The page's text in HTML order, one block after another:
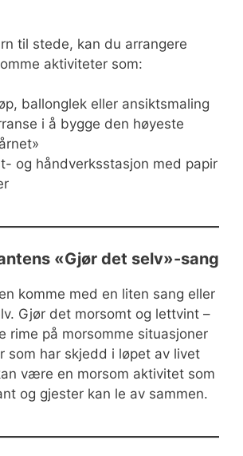
til stede, kan du arrangere
aktiviteter som:
ballonglek eller ansiktsmaling
i å bygge den høyeste
og håndverksstasjon med papir
«Gjør det selv»-sang
komme med en liten sang eller
Gjør det morsomt og lettvint –
rime på morsomme situasjoner
som har skjedd i løpet av livet
være en morsom aktivitet som
og gjester kan le av sammen.